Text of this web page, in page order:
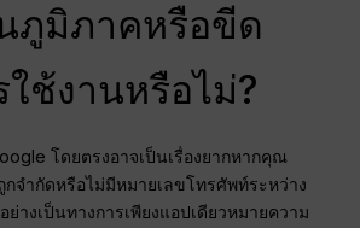
ภูมิภาคหรือขีด
ช้งานหรือไม่?
โดยตรงอาจเป็นเรื่องยากหากคุณ
จำกัดหรือไม่มีหมายเลขโทรศัพท์ระหว่าง
ย่างเป็นทางการเพียงแอปเดียวหมายความ